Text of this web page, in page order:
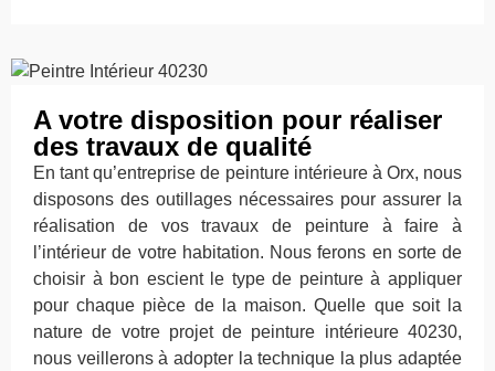
A votre disposition pour réaliser
des travaux de qualité
En tant qu’entreprise de peinture intérieure à Orx, nous
disposons des outillages nécessaires pour assurer la
réalisation de vos travaux de peinture à faire à
l’intérieur de votre habitation. Nous ferons en sorte de
choisir à bon escient le type de peinture à appliquer
pour chaque pièce de la maison. Quelle que soit la
nature de votre projet de peinture intérieure 40230,
nous veillerons à adopter la technique la plus adaptée